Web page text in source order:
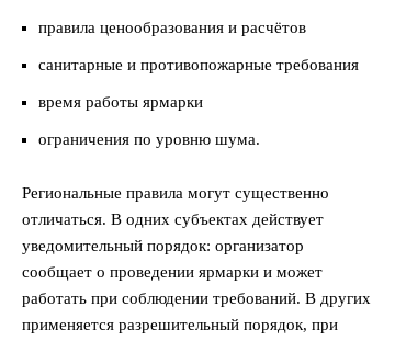
правила ценообразования и расчётов
санитарные и противопожарные требования
время работы ярмарки
ограничения по уровню шума.
Региональные правила могут существенно
отличаться. В одних субъектах действует
уведомительный порядок: организатор
сообщает о проведении ярмарки и может
работать при соблюдении требований. В других
применяется разрешительный порядок, при